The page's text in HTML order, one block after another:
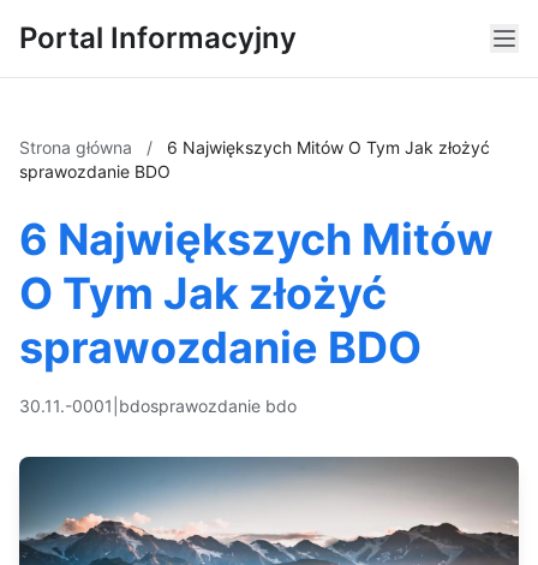
Portal Informacyjny
Strona główna /
6 Największych Mitów O Tym Jak złożyć
sprawozdanie BDO
6 Największych Mitów
O Tym Jak złożyć
sprawozdanie BDO
30.11.-0001 bdosprawozdanie bdo